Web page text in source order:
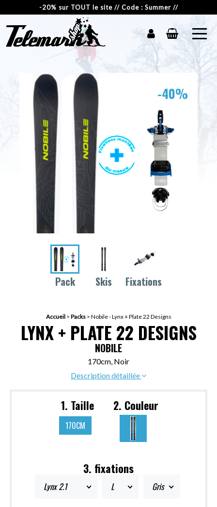
-20% sur TOUT le site // Code : Summer //
-40%
Pack Skis Fixations
Accueil> Packs> Nobile - Lynx + Plate 22 Designs
LYNX + PLATE 22 DESIGNS
NOBILE
170cm, Noir
Description détaillée
1. Taille
170CM
2. Couleur
3. fixations
Lynx 2.1 L Gris